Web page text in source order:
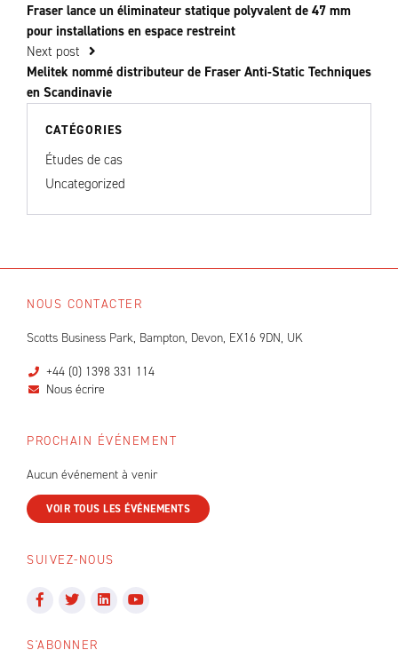
Fraser lance un éliminateur statique polyvalent de 47 mm
pour installations en espace restreint
Next post
Melitek nommé distributeur de Fraser Anti-Static Techniques
en Scandinavie
CATÉGORIES
Études de cas
Uncategorized
NOUS CONTACTER
Scotts Business Park, Bampton, Devon, EX16 9DN, UK
+44 (0) 1398 331 114
Nous écrire
PROCHAIN ÉVÉNEMENT
Aucun événement à venir
VOIR TOUS LES ÉVÉNEMENTS
SUIVEZ-NOUS
S'ABONNER